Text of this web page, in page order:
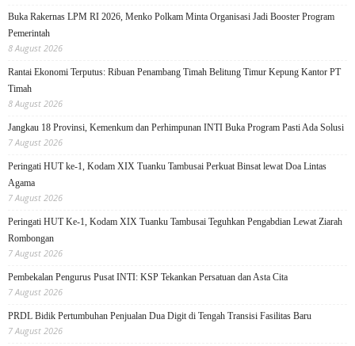
Buka Rakernas LPM RI 2026, Menko Polkam Minta Organisasi Jadi Booster Program
Pemerintah
8 August 2026
Rantai Ekonomi Terputus: Ribuan Penambang Timah Belitung Timur Kepung Kantor PT
Timah
8 August 2026
Jangkau 18 Provinsi, Kemenkum dan Perhimpunan INTI Buka Program Pasti Ada Solusi
7 August 2026
Peringati HUT ke-1, Kodam XIX Tuanku Tambusai Perkuat Binsat lewat Doa Lintas
Agama
7 August 2026
Peringati HUT Ke-1, Kodam XIX Tuanku Tambusai Teguhkan Pengabdian Lewat Ziarah
Rombongan
7 August 2026
Pembekalan Pengurus Pusat INTI: KSP Tekankan Persatuan dan Asta Cita
7 August 2026
PRDL Bidik Pertumbuhan Penjualan Dua Digit di Tengah Transisi Fasilitas Baru
7 August 2026